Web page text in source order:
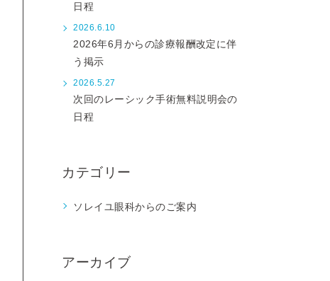
日程
2026.6.10
2026年6月からの診療報酬改定に伴
う掲示
2026.5.27
次回のレーシック手術無料説明会の
日程
カテゴリー
ソレイユ眼科からのご案内
アーカイブ